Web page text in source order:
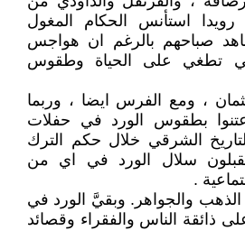
رويدا استأنس الحكام المغول
صباحهم بالرغم ان هواجس
تطغي على الحياة وطقوس
، ومع الفرس ايضا ، وربما
بطقوس الورد في حفلات
الشرقي خلال حكم الترك
سلال الورد في اي من
.
الذهب والجواهر. وبقيَّ الورد في
ذائقة الناس والفقراء وقصائد